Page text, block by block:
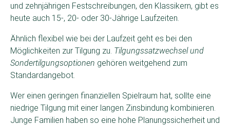
und zehnjährigen Festschreibungen, den Klassikern, gibt es
heute auch 15-, 20- oder 30-Jährige Laufzeiten.
Ähnlich flexibel wie bei der Laufzeit geht es bei den
Möglichkeiten zur Tilgung zu. Tilgungssatzwechsel und
Sondertilgungsoptionen gehören weitgehend zum
Standardangebot.
Wer einen geringen finanziellen Spielraum hat, sollte eine
niedrige Tilgung mit einer langen Zinsbindung kombinieren.
Junge Familien haben so eine hohe Planungssicherheit und